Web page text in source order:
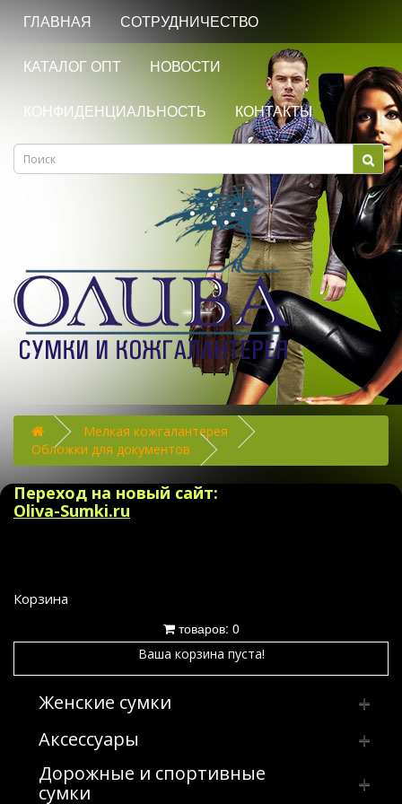
ГЛАВНАЯ СОТРУДНИЧЕСТВО
КАТАЛОГ ОПТ НОВОСТИ
КОНФИДЕНЦИАЛЬНОСТЬ КОНТАКТЫ
Мелкая кожгалантерея
Обложки для документов
Переход на новый сайт:
Oliva-Sumki.ru
Корзина
товаров: 0
Ваша корзина пуста!
Женские сумки
Клатчи
Клатчи из искусственных и
комбинированных материалов
Сумка женская производство Россия
Сумки из искусственных и
Аксессуары
Брелки
Плечевые ремни
Дорожные и спортивные
сумки